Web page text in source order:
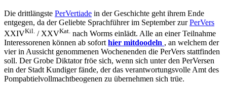
Die drittlängste PerVertiade in der Geschichte geht ihrem Ende
entgegen, da der Geliebte Sprachführer im September zurPerVers
XXIVKil. / XXVKat. nach Worms einlädt. Alle an einer Teilnahme
Interessorenen können ab sofort hier mitdoodeln , an welchem der
vier in Aussicht genommenen Wochenenden die PerVers stattfinden
soll. Der Grobe Diktator fröe sich, wenn sich unter den PerVersen
ein der Stadt Kundiger fände, der das verantwortungsvolle Amt des
Pompabtielvollmachtbeogenen zu übernehmen sich trüe.